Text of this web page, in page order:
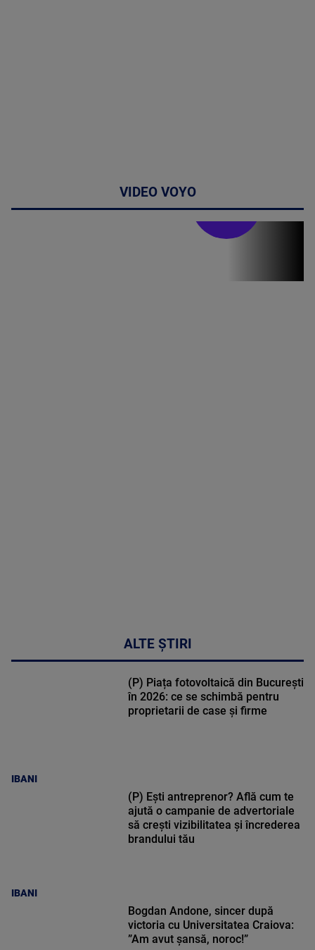
VIDEO VOYO
ALTE ȘTIRI
IBANI
(P) Piața fotovoltaică din București
în 2026: ce se schimbă pentru
proprietarii de case și firme
IBANI
(P) Ești antreprenor? Află cum te
ajută o campanie de advertoriale
să crești vizibilitatea și încrederea
brandului tău
Bogdan Andone, sincer după
victoria cu Universitatea Craiova:
”Am avut șansă, noroc!”